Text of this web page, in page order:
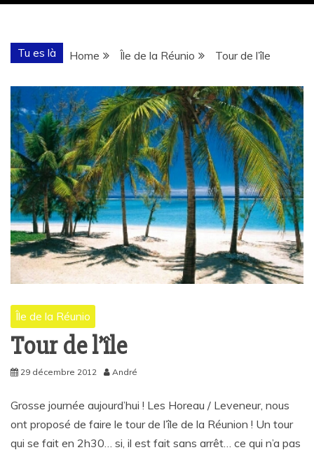
Tu es là Home Île de la Réunio Tour de l’île
Île de la Réunio
Tour de l’île
29 décembre 2012 André
Grosse journée aujourd’hui ! Les Horeau / Leveneur, nous
ont proposé de faire le tour de l’île de la Réunion ! Un tour
qui se fait en 2h30… si, il est fait sans arrêt… ce qui n’a pas